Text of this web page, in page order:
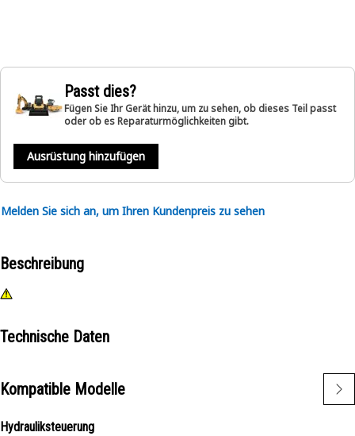
Passt dies?
Fügen Sie Ihr Gerät hinzu, um zu sehen, ob dieses Teil passt
oder ob es Reparaturmöglichkeiten gibt.
Ausrüstung hinzufügen
Melden Sie sich an, um Ihren Kundenpreis zu sehen
Beschreibung
Technische Daten
Kompatible Modelle
Hydrauliksteuerung